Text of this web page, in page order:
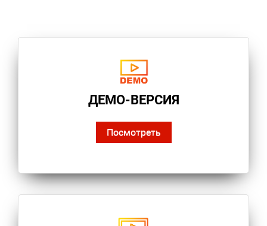
ДЕМО-ВЕРСИЯ
Посмотреть